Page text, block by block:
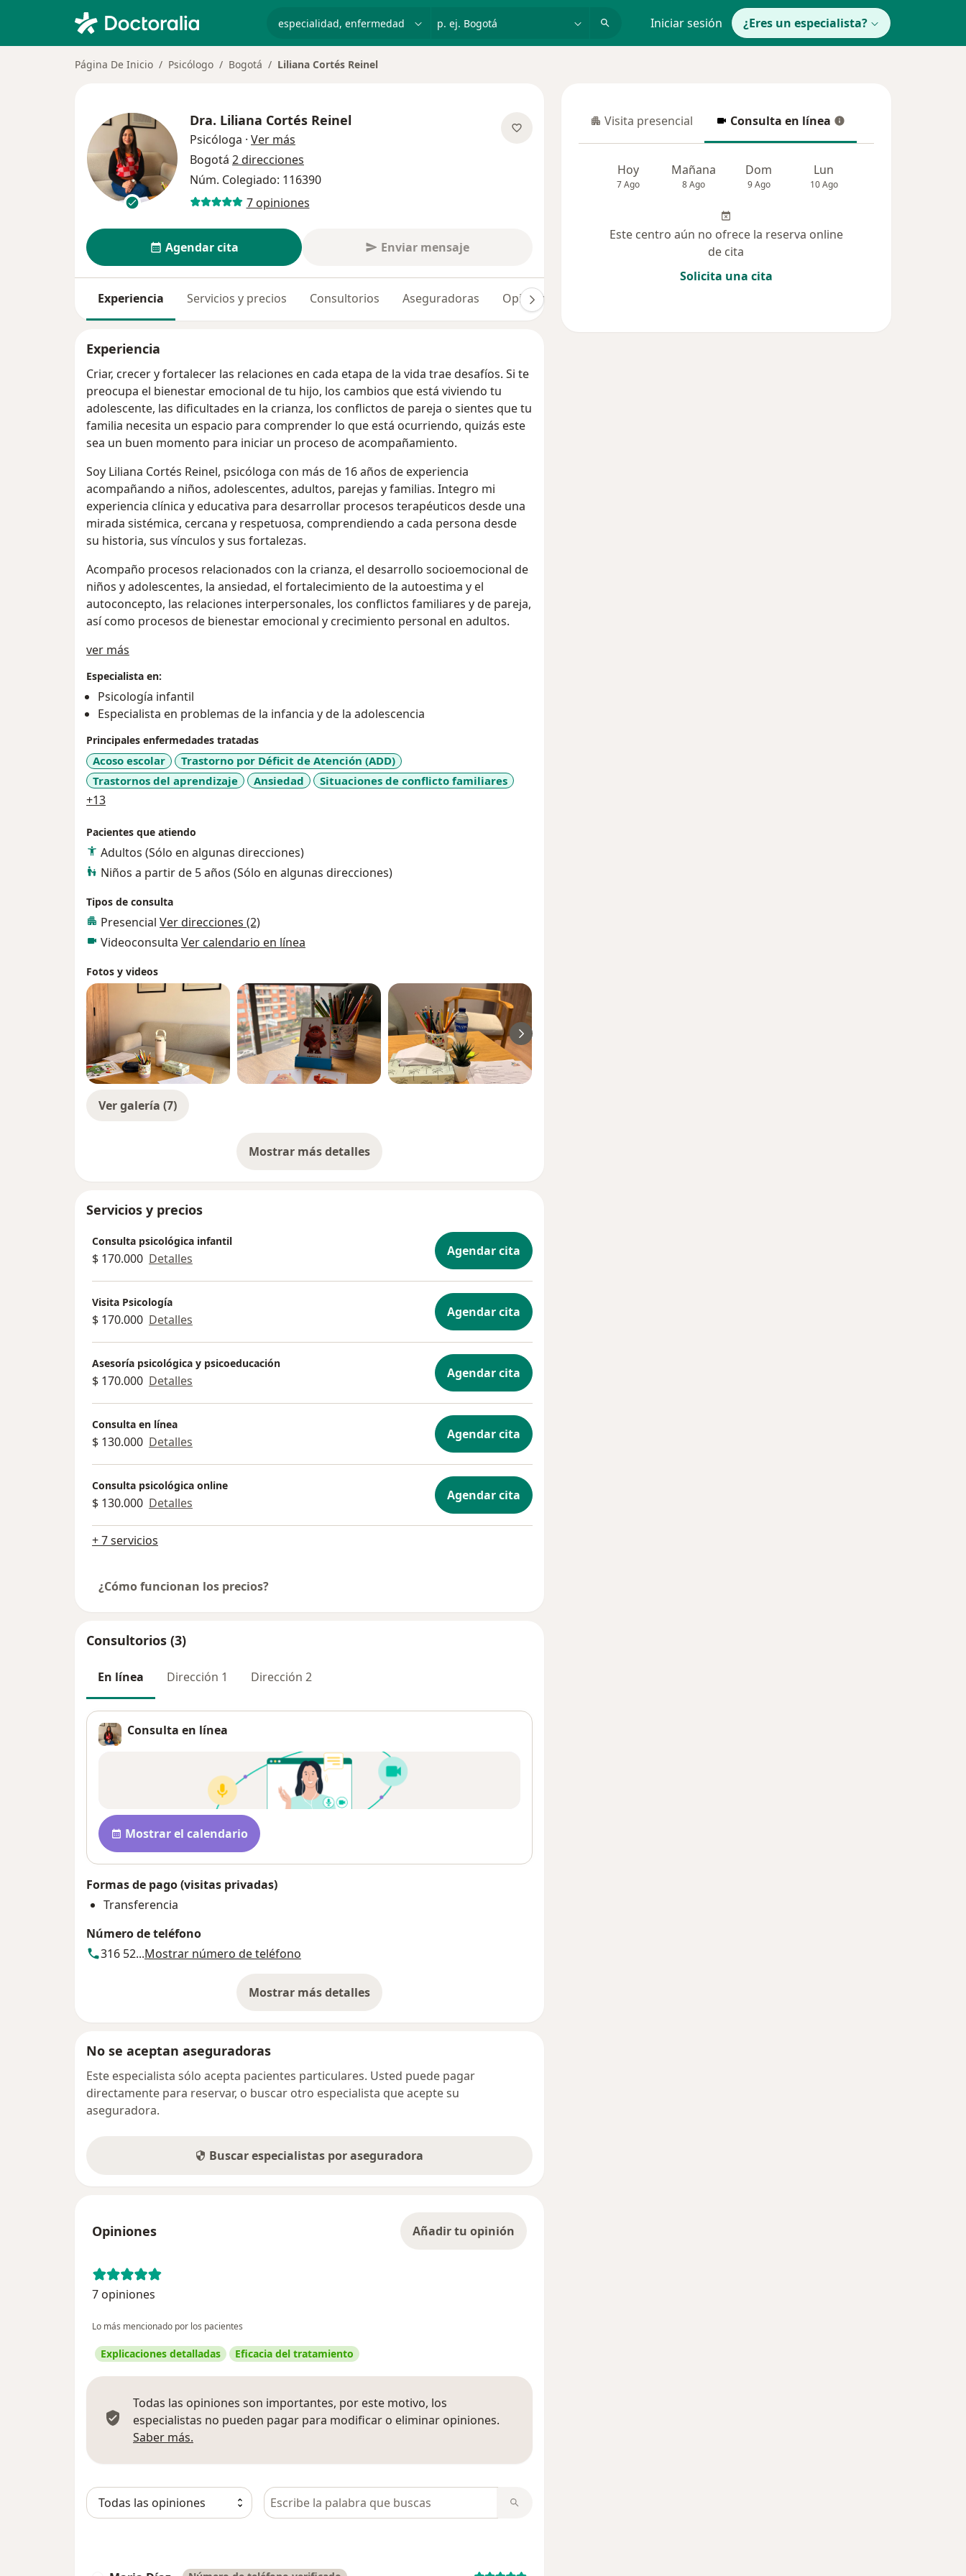
p. ej. Bogotá Iniciar sesión ¿Eres un especialista?
Página De Inicio Psicólogo Bogotá Liliana Cortés Reinel
Dra. Liliana Cortés Reinel
Psicóloga · Ver más
Bogotá 2 direcciones
Núm. Colegiado: 116390
7 opiniones
Agendar cita Enviar mensaje
Experiencia Servicios y precios Consultorios Aseguradoras Opiniones (7)
Experiencia
Criar, crecer y fortalecer las relaciones en cada etapa de la vida trae desafíos. Si te
preocupa el bienestar emocional de tu hijo, los cambios que está viviendo tu
adolescente, las dificultades en la crianza, los conflictos de pareja o sientes que tu
familia necesita un espacio para comprender lo que está ocurriendo, quizás este
sea un buen momento para iniciar un proceso de acompañamiento.
Soy Liliana Cortés Reinel, psicóloga con más de 16 años de experiencia
acompañando a niños, adolescentes, adultos, parejas y familias. Integro mi
experiencia clínica y educativa para desarrollar procesos terapéuticos desde una
mirada sistémica, cercana y respetuosa, comprendiendo a cada persona desde
su historia, sus vínculos y sus fortalezas.
Acompaño procesos relacionados con la crianza, el desarrollo socioemocional de
niños y adolescentes, la ansiedad, el fortalecimiento de la autoestima y el
autoconcepto, las relaciones interpersonales, los conflictos familiares y de pareja,
así como procesos de bienestar emocional y crecimiento personal en adultos.
ver más
Especialista en:
Psicología infantil
Especialista en problemas de la infancia y de la adolescencia
Principales enfermedades tratadas
Acoso escolar
Trastorno por Déficit de Atención (ADD)
Trastornos del aprendizaje
Ansiedad Situaciones de conflicto familiares
+13a11y_sr_more_diseases
Pacientes que atiendo
Adultos (Sólo en algunas direcciones)
Niños a partir de 5 años (Sólo en algunas direcciones)
Tipos de consulta
Presencial Ver direcciones (2)
Videoconsulta Ver calendario en línea
Fotos y videos
Ver galería (7)
Mostrar más detalles
sobre la experiencia
Servicios y precios
Consulta psicológica infantil
$ 170.000 Detalles Agendar cita
Visita Psicología
$ 170.000 Detalles Agendar cita
Asesoría psicológica y psicoeducación
$ 170.000 Detalles Agendar cita
Consulta en línea
$ 130.000 Detalles Agendar cita
Consulta psicológica online
$ 130.000 Detalles Agendar cita
+ 7 servicios
¿Cómo funcionan los precios?
Consultorios (3)
En línea Dirección 1 Dirección 2
Consulta en línea
Disponibilidad
Mostrar el calendario
Formas de pago (visitas privadas)
Transferencia
Número de teléfono
316 52...Mostrar número de teléfono
Mostrar más detalles
sobre la dirección
No se aceptan aseguradoras
Este especialista sólo acepta pacientes particulares. Usted puede pagar
directamente para reservar, o buscar otro especialista que acepte su
aseguradora.
Buscar especialistas por aseguradora
Opiniones Añadir tu opinión
7 opiniones
Lo más mencionado por los pacientes
Explicaciones detalladas Eficacia del tratamiento
Todas las opiniones son importantes, por este motivo, los
especialistas no pueden pagar para modificar o eliminar opiniones.
Saber más.
Busca en opiniones
Visita presencial
Visita presencial Consulta en línea
Consulta en línea
Hoy
7 Ago
Mañana
8 Ago
Dom
9 Ago
Lun
10 Ago
Este centro aún no ofrece la reserva online
de cita
Solicita una cita